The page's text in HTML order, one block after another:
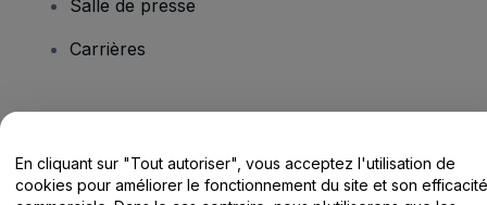
Salle de presse
Carrières
Centre d'assistance / Nous contacter
En cliquant sur "Tout autoriser", vous acceptez l'utilisation de
cookies pour améliorer le fonctionnement du site et son efficacité